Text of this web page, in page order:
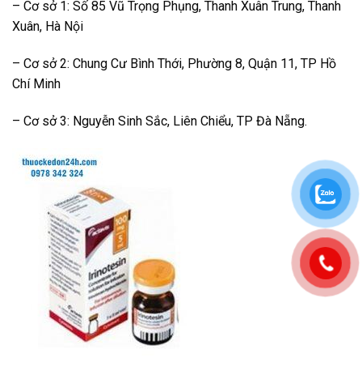
– Cơ sở 1: Số 85 Vũ Trọng Phụng, Thanh Xuân Trung, Thanh
Xuân, Hà Nội
– Cơ sở 2: Chung Cư Bình Thới, Phường 8, Quận 11, TP Hồ
Chí Minh
– Cơ sở 3: Nguyễn Sinh Sắc, Liên Chiểu, TP Đà Nẵng.